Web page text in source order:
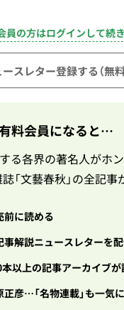
員の方はログインして続
スレター登録する（無料
料会員になると…
る各界の著名人がホ
「文藝春秋」の全記事
前に読める
事解説ニュースレターを
以上の記事アーカイブが
彦…「名物連載」も一気